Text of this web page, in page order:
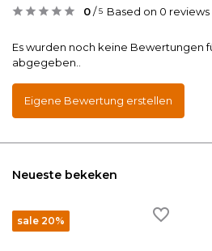
0/5 Based on 0 reviews
Es wurden noch keine Bewertungen
abgegeben..
Eigene Bewertung erstellen
Neueste bekeken
sale 20%